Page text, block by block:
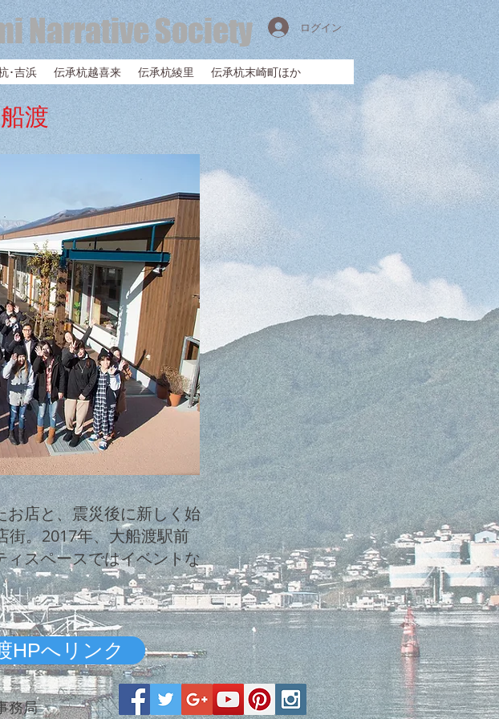
Narrative Society ログイン
･吉浜 伝承杭越喜来 伝承杭綾里 伝承杭末崎町ほか
渡
お店と、震災後に新しく始
街。2017年、大船渡駅前
スペースではイベントな
HPへリンク
務局